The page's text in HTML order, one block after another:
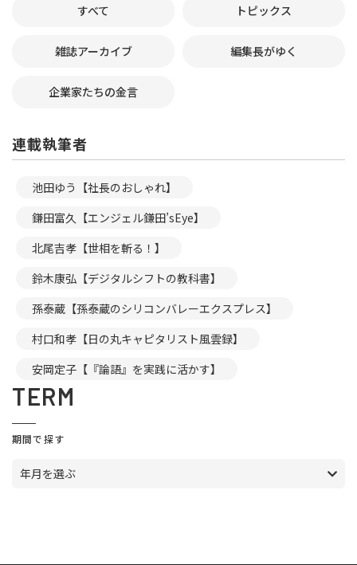
すべて トピックス
雑誌アーカイブ 編集長がゆく
企業家たちの金言
連載執筆者
池田ゆう【社長のおしゃれ】
鎌田富久【エンジェル鎌田’sEye】
北尾吉孝【世相を斬る！】
鈴木康弘【デジタルシフトの教科書】
孫泰蔵【孫泰蔵のシリコンバレーエクスプレス】
村口和孝【日の丸キャピタリスト風雲録】
安岡定子【『論語』を実践に活かす】
TERM
期間で探す
年月を選ぶ